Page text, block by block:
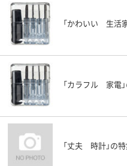
「かわいい 生活
「カラフル 家電
「丈夫 時計」の